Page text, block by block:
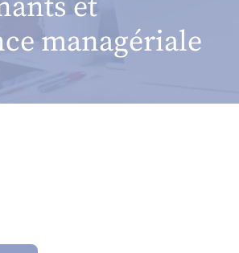
et
managériale